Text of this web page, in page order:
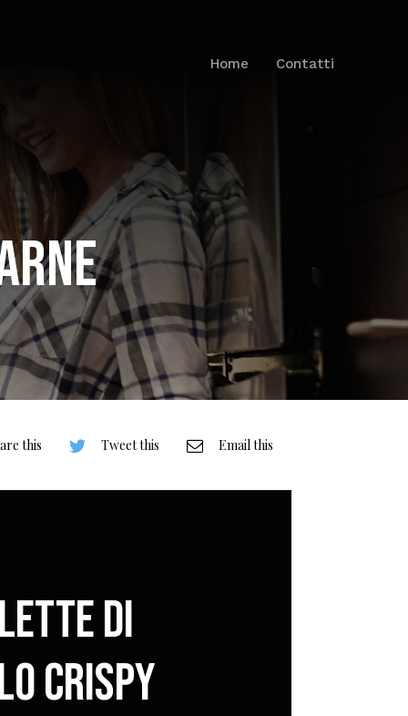
Home Contatti
this Tweet this Email this
di
crispy